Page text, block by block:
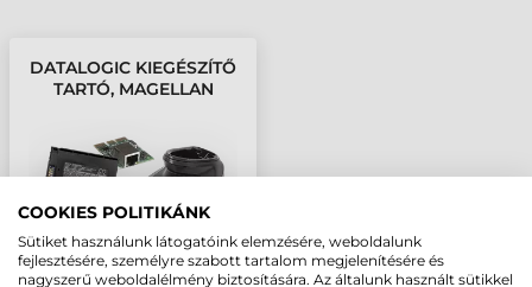
DATALOGIC KIEGÉSZÍTŐ
TARTÓ, MAGELLAN
COOKIES POLITIKÁNK
Sütiket használunk látogatóink elemzésére, weboldalunk
fejlesztésére, személyre szabott tartalom megjelenítésére és
nagyszerű weboldalélmény biztosítására. Az általunk használt sütikkel